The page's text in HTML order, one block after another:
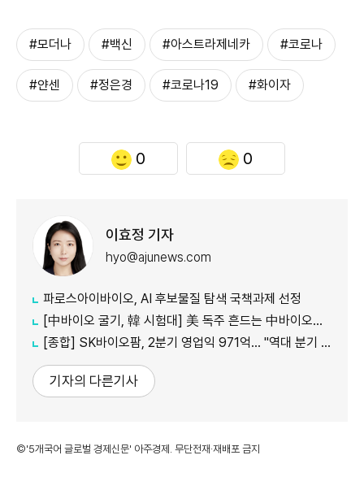
#모더나 #백신 #아스트라제네카 #코로나
#얀센 #정은경 #코로나19 #화이자
0 0
이효정 기자
hyo@ajunews.com
파로스아이바이오, AI 후보물질 탐색 국책과제 선정
[中바이오 굴기, 韓 시험대] 美 독주 흔드는 中바이오… 글로벌 신약 질서 재편
[종합] SK바이오팜, 2분기 영업익 971억… "역대 분기 최대 실적"
기자의 다른기사
©'5개국어 글로벌 경제신문' 아주경제. 무단전재·재배포 금지